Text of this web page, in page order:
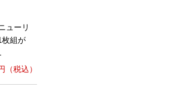
ューリ
枚組が
（税込）